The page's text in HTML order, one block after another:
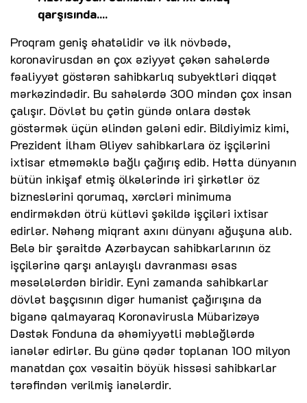
qarşısında....
Proqram geniş əhatəlidir və ilk növbədə,
koronavirusdan ən çox əziyyət çəkən sahələrdə
fəaliyyət göstərən sahibkarlıq subyektləri diqqət
mərkəzindədir. Bu sahələrdə 300 mindən çox insan
çalışır. Dövlət bu çətin gündə onlara dəstək
göstərmək üçün əlindən gələni edir. Bildiyimiz kimi,
Prezident İlham Əliyev sahibkarlara öz işçilərini
ixtisar etməməklə bağlı çağırış edib. Hətta dünyanın
bütün inkişaf etmiş ölkələrində iri şirkətlər öz
bizneslərini qorumaq, xərcləri minimuma
endirməkdən ötrü kütləvi şəkildə işçiləri ixtisar
edirlər. Nəhəng miqrant axını dünyanı ağuşuna alıb.
Belə bir şəraitdə Azərbaycan sahibkarlarının öz
işçilərinə qarşı anlayışlı davranması əsas
məsələlərdən biridir. Eyni zamanda sahibkarlar
dövlət başçısının digər humanist çağırışına da
biganə qalmayaraq Koronavirusla Mübarizəyə
Dəstək Fonduna da əhəmiyyətli məbləğlərdə
ianələr edirlər. Bu günə qədər toplanan 100 milyon
manatdan çox vəsaitin böyük hissəsi sahibkarlar
tərəfindən verilmiş ianələrdir.